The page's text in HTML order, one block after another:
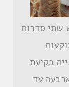
שתי סדרות
והשנייה בקיעת
עד